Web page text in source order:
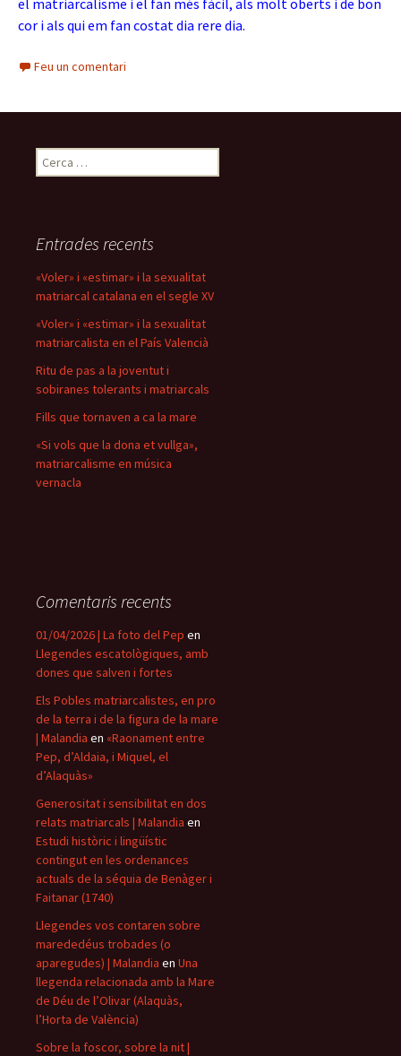
el matriarcalisme i el fan més fàcil, als molt oberts i de bon
cor i als qui em fan costat dia rere dia.
Feu un comentari
Cerca:
Entrades recents
«Voler» i «estimar» i la sexualitat
matriarcal catalana en el segle XV
«Voler» i «estimar» i la sexualitat
matriarcalista en el País Valencià
Ritu de pas a la joventut i
sobiranes tolerants i matriarcals
Fills que tornaven a ca la mare
«Si vols que la dona et vullga»,
matriarcalisme en música
vernacla
Comentaris recents
01/04/2026 | La foto del Pep en
Llegendes escatològiques, amb
dones que salven i fortes
Els Pobles matriarcalistes, en pro
de la terra i de la figura de la mare
| Malandia en «Raonament entre
Pep, d’Aldaia, i Miquel, el
d’Alaquàs»
Generositat i sensibilitat en dos
relats matriarcals | Malandia en
Estudi històric i lingüístic
contingut en les ordenances
actuals de la séquia de Benàger i
Faitanar (1740)
Llegendes vos contaren sobre
marededéus trobades (o
aparegudes) | Malandia en Una
llegenda relacionada amb la Mare
de Déu de l’Olivar (Alaquàs,
l’Horta de València)
Sobre la foscor, sobre la nit |